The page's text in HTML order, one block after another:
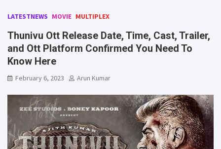
LATESTNEWS MOVIE MULTIPLEX
Thunivu Ott Release Date, Time, Cast, Trailer,
and Ott Platform Confirmed You Need To
Know Here
February 6, 2023 Arun Kumar